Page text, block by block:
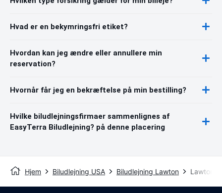
Hvad er en bekymringsfri etiket?
Hvordan kan jeg ændre eller annullere min
reservation?
Hvornår får jeg en bekræftelse på min bestilling?
Hvilke biludlejningsfirmaer sammenlignes af
EasyTerra Biludlejning? på denne placering
Hjem Biludlejning USA Biludlejning Lawton Lawton